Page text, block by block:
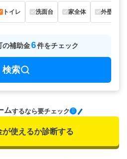
トイレ 洗面台 家全体 外壁
の補助金6件をチェック
検索
ムするなら要チェック
が使えるか診断する